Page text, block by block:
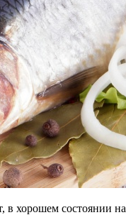
хорошем состоянии